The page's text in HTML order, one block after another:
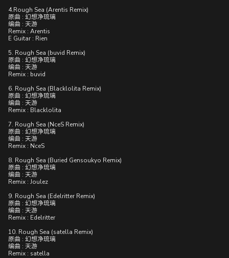
4.Rough Sea (Arentis Remix)
原曲 : 幻想净琉璃
编曲 : 天游
Remix : Arentis
E Guitar : Rien
5. Rough Sea (buvid Remix)
原曲 : 幻想净琉璃
编曲 : 天游
Remix : buvid
6. Rough Sea (Blacklolita Remix)
原曲 : 幻想净琉璃
编曲 : 天游
Remix : Blacklolita
7. Rough Sea (NceS Remix)
原曲 : 幻想净琉璃
编曲 : 天游
Remix : NceS
8. Rough Sea (Buried Gensoukyo Remix)
原曲 : 幻想净琉璃
编曲 : 天游
Remix : Joulez
9. Rough Sea (Edelritter Remix)
原曲 : 幻想净琉璃
编曲 : 天游
Remix : Edelritter
10. Rough Sea (satella Remix)
原曲 : 幻想净琉璃
编曲 : 天游
Remix : satella